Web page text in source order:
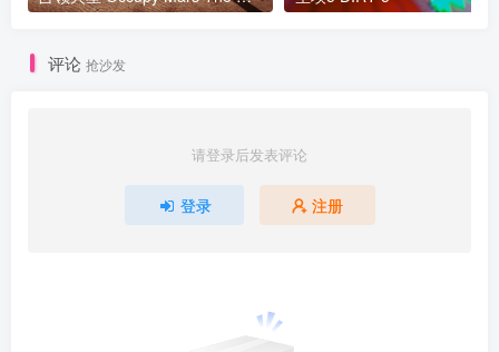
评论 抢沙发
请登录后发表评论
登录 注册